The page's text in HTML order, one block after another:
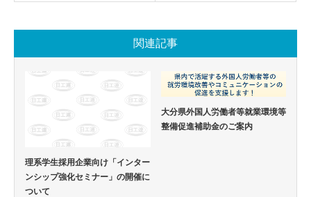
関連記事
理系学生採用企業向け「インター
ンシップ強化セミナー」の開催に
ついて
大分県外国人労働者等就業環境等
整備促進補助金のご案内